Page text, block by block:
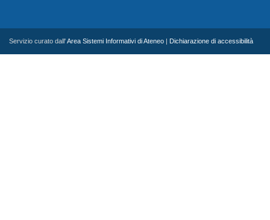
Servizio curato dall'Area Sistemi Informativi di Ateneo Dichiarazione di accessibilità